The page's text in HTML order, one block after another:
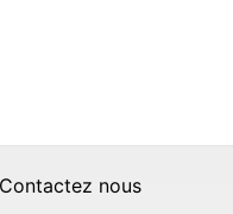
Contactez nous